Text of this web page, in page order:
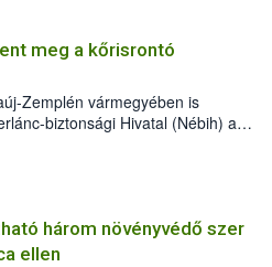
meg a kőrisrontó
Zemplén vármegyében is
biztonsági Hivatal (Nébih) a
planipennis) jelenlétét. A
találták meg, de már fertőzött
az intézkedéseket a szlovák
a terjedés megállítása érdekében.
három növényvédő szer
ellen